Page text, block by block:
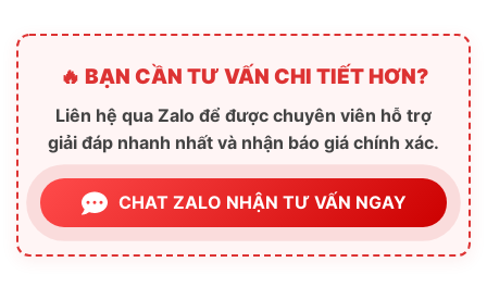
🔥 BẠN CẦN TƯ VẤN CHI TIẾT HƠN?
Liên hệ qua Zalo để được chuyên viên hỗ trợ
giải đáp nhanh nhất và nhận báo giá chính xác.
CHAT ZALO NHẬN TƯ VẤN NGAY